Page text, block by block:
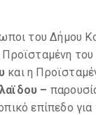
του Δήμου
του
και η
–
επίπεδο για